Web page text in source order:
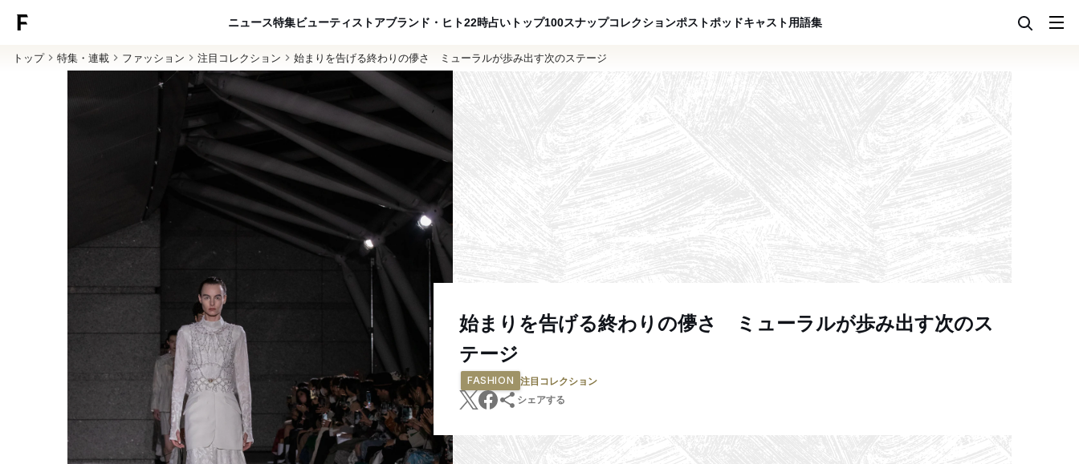
ニュース特集ビューティ ストアブランド・ヒト22時占い トップ100スナップコレクションポストポッドキャスト用語集
トップ 特集・連載 ファッション 注目コレクション 始まりを告げる終わりの儚さ ミューラルが歩み出す次のステージ
始まりを告げる終わりの儚さ ミューラルが歩み出す次のス
テージ
FASHION
注目コレクション
シェアする